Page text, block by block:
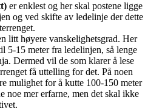
er enklest og her skal postene ligge
og ved skifte av ledelinje der dette
litt høyere vanskelighetsgrad. Her
5-15 meter fra ledelinjen, så lenge
Dermed vil de som klarer å lese
få uttelling for det. På noen
mulighet for å kutte 100-150 meter
noe mer erfarne, men det skal ikke